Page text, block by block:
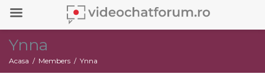
Ynna
Acasa Members Ynna